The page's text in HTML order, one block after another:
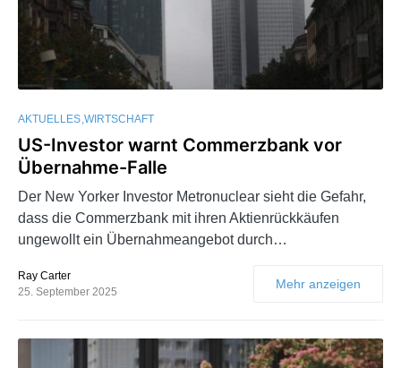
AKTUELLES WIRTSCHAFT
US-Investor warnt Commerzbank vor
Übernahme-Falle
Der New Yorker Investor Metronuclear sieht die Gefahr,
dass die Commerzbank mit ihren Aktienrückkäufen
ungewollt ein Übernahmeangebot durch…
Ray Carter
25. September 2025
Mehr anzeigen